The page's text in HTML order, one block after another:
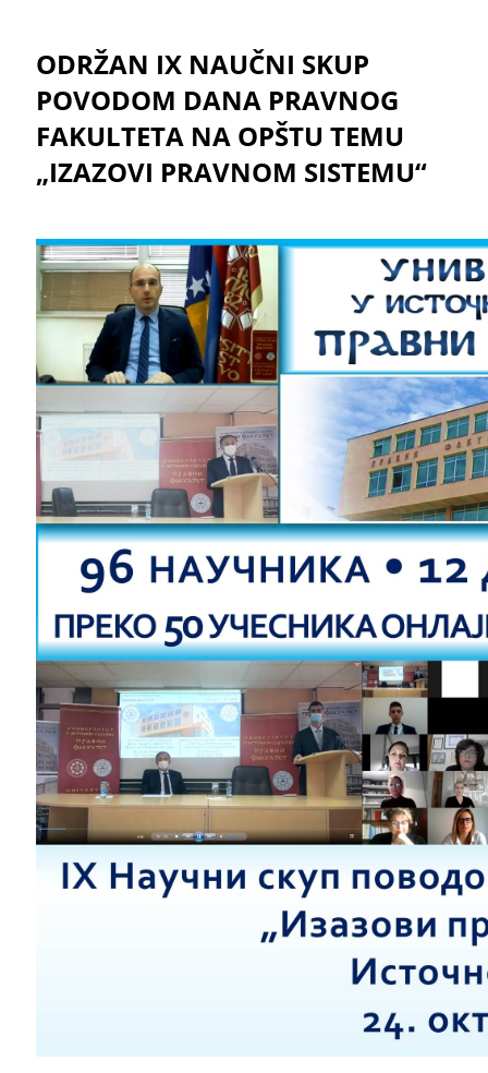
ODRŽAN IX NAUČNI SKUP
POVODOM DANA PRAVNOG
FAKULTETA NA OPŠTU TEMU
„IZAZOVI PRAVNOM SISTEMU“